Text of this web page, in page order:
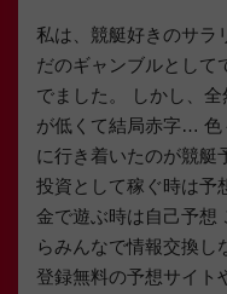
私は、競艇好きのサラ
だのギャンブルとして
でました。 しかし、
が低くて結局赤字… 色
に行き着いたのが競
投資として稼ぐ時は
金で遊ぶ時は自己予想
らみんなで情報交換し
登録無料の予想サイト